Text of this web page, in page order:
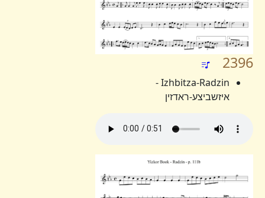
2396
Izhbitza-Radzin -
איזשביצע-ראדזין